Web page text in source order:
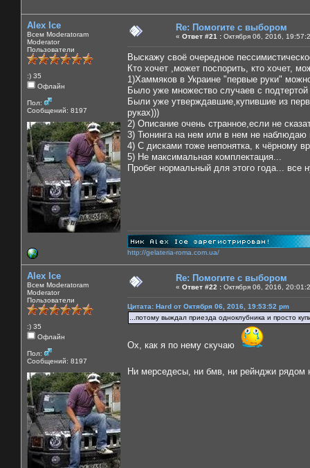
Alex Ice
Всем Moderatoram
Moderator
Пользователи
:) 35
Офлайн
Пол:
Сообщений: 8197
Re: Помогите с выбором
« Ответ #21 : Октября 06, 2016,
Выскажу своё очередное
Кто хочет ,может поспорить, кто хочет,
1)Хаммяков в Украине "первые руки"
Было уже множество случаев с подтертой
Были уже утверждавшие,купившие из
руках)))
2) Описание очень странное,если не
3) Тюнинга на нем или в нем не наблюдаю
4) С дисками тоже непонятка, к чёрному
5) Не максимальная комплектация...
Пробег нормальный для этого года... все
http://gelateria-roma.com.ua/
Alex Ice
Всем Moderatoram
Moderator
Пользователи
:) 35
Офлайн
Пол:
Сообщений: 8197
Re: Помогите с выбором
« Ответ #22 : Октября 06, 2016,
Цитата: Hard от Октября 06, 2016, 19:53:52 pm
...потому выждал приезда одноклубника и просто
Ох, как я по нему скучаю
Ни мерседесы, ни бмв, ни рейнджи рядом